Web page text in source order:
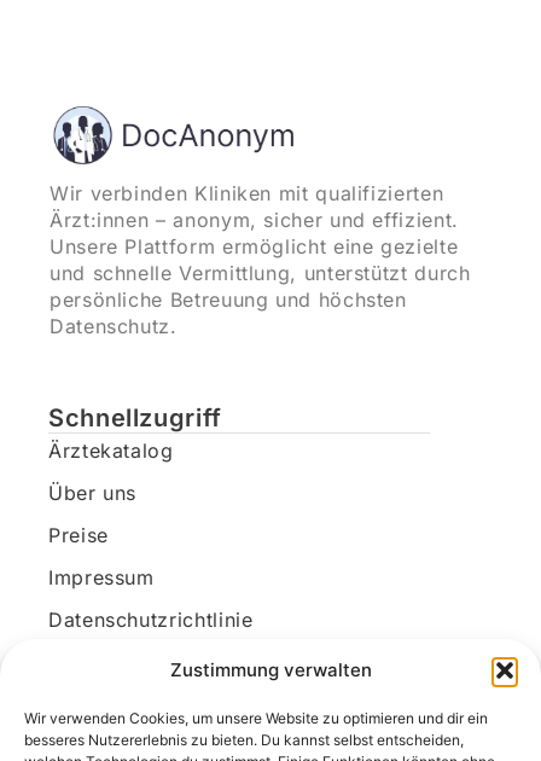
Zustimmung verwalten
Wir verwenden Cookies, um unsere Website zu optimieren und dir ein
besseres Nutzererlebnis zu bieten. Du kannst selbst entscheiden,
Wir verbinden Kliniken mit qualifizierten
Ärzt:innen – anonym, sicher und effizient.
Unsere Plattform ermöglicht eine gezielte
und schnelle Vermittlung, unterstützt durch
persönliche Betreuung und höchsten
Datenschutz.
Schnellzugriff
Ärztekatalog
Über uns
Preise
Impressum
Datenschutzrichtlinie
Kundenkonto
Unsere Kontaktdaten